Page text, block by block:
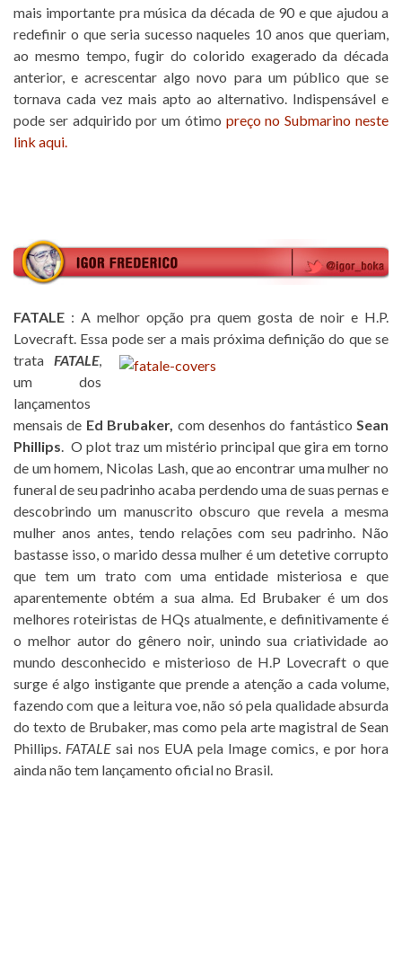
mais importante pra música da década de 90 e que ajudou a
redefinir o que seria sucesso naqueles 10 anos que queriam,
ao mesmo tempo, fugir do colorido exagerado da década
anterior, e acrescentar algo novo para um público que se
tornava cada vez mais apto ao alternativo. Indispensável e
pode ser adquirido por um ótimo preço no Submarino neste
link aqui.
FATALE : A melhor opção pra quem gosta de noir e H.P.
Lovecraft. Essa pode ser a mais próxima definição do que se
trata FATALE,
um dos
lançamentos
mensais de Ed Brubaker, com desenhos do fantástico Sean
Phillips . O plot traz um mistério principal que gira em torno
de um homem, Nicolas Lash, que ao encontrar uma mulher no
funeral de seu padrinho acaba perdendo uma de suas pernas e
descobrindo um manuscrito obscuro que revela a mesma
mulher anos antes, tendo relações com seu padrinho. Não
bastasse isso, o marido dessa mulher é um detetive corrupto
que tem um trato com uma entidade misteriosa e que
aparentemente obtém a sua alma. Ed Brubaker é um dos
melhores roteiristas de HQs atualmente, e definitivamente é
o melhor autor do gênero noir, unindo sua criatividade ao
mundo desconhecido e misterioso de H.P Lovecraft o que
surge é algo instigante que prende a atenção a cada volume,
fazendo com que a leitura voe, não só pela qualidade absurda
do texto de Brubaker, mas como pela arte magistral de Sean
Phillips. FATALE sai nos EUA pela Image comics, e por hora
ainda não tem lançamento oficial no Brasil.